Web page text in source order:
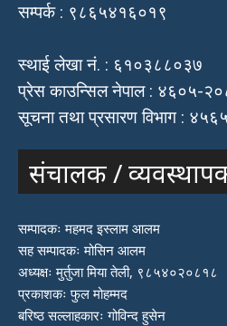
सम्पर्क : ९८६५४१६०१९
स्थाई लेखा नं. : ६१०३८८०३७
प्रेस काउन्सिल नेपाल : ४६०५-
सूचना तथा प्रसारण विभाग :
संचालक /
सम्पादकः महमद इस्लाम आलम
सह सम्पादकः मोसिन आलम
अध्यक्षः मुर्तुजा मिया तेली, ९८५४०२०८१८
प्रकाशकः फुल मोहम्मद
बरिष्ठ सल्लाहकारः गोविन्द हुसेन